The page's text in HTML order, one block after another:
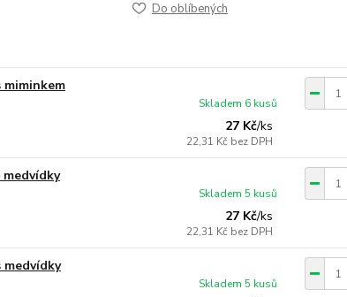
Do oblíbených
27 Kč/ks
22,31 Kč bez DPH
Skladem 6 kusů
27 Kč/ks
22,31 Kč bez DPH
Skladem 5 kusů
medvídky
Skladem 5 kusů